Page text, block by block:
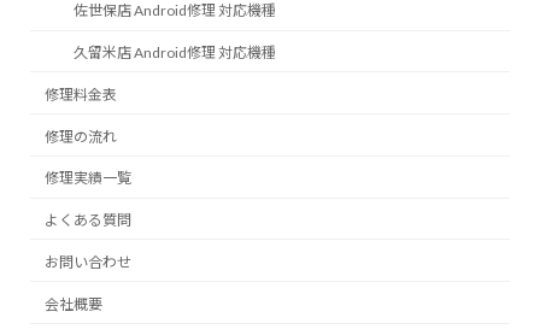
佐世保店 Android修理 対応機種
久留米店 Android修理 対応機種
修理料金表
修理の流れ
修理実績一覧
よくある質問
お問い合わせ
会社概要